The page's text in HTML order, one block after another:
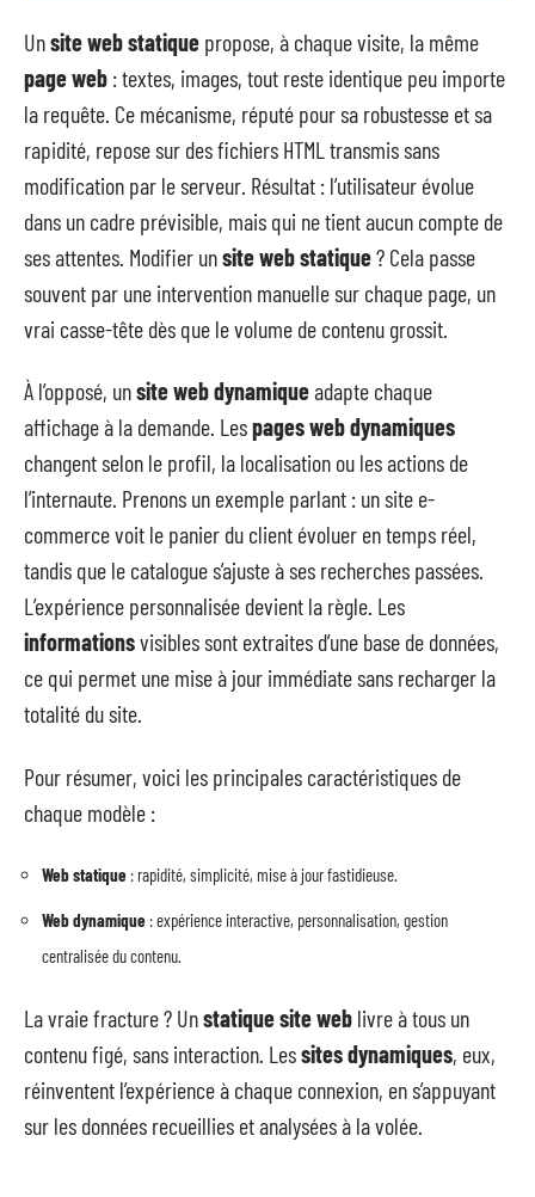
Unsite web statique propose, à chaque visite, la même
page web : textes, images, tout reste identique peu importe
la requête. Ce mécanisme, réputé pour sa robustesse et sa
rapidité, repose sur des fichiers HTML transmis sans
modification par le serveur. Résultat : l’utilisateur évolue
dans un cadre prévisible, mais qui ne tient aucun compte de
ses attentes. Modifier unsite web statique? Cela passe
souvent par une intervention manuelle sur chaque page, un
vrai casse-tête dès que le volume de contenu grossit.
À l’opposé, unsite web dynamiqueadapte chaque
affichage à la demande. Lespages web dynamiques
changent selon le profil, la localisation ou les actions de
l’internaute. Prenons un exemple parlant : un site e-
commerce voit le panier du client évoluer en temps réel,
tandis que le catalogue s’ajuste à ses recherches passées.
L’expérience personnalisée devient la règle. Les
informationsvisibles sont extraites d’une base de données,
ce qui permet une mise à jour immédiate sans recharger la
totalité du site.
Pour résumer, voici les principales caractéristiques de
chaque modèle :
Web statique : rapidité, simplicité, mise à jour fastidieuse.
Web dynamique : expérience interactive, personnalisation, gestion
centralisée du contenu.
La vraie fracture ? Unstatique site web livre à tous un
contenu figé, sans interaction. Lessites dynamiques, eux,
réinventent l’expérience à chaque connexion, en s’appuyant
sur les données recueillies et analysées à la volée.